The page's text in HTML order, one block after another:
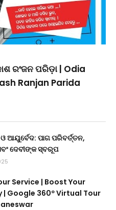
ରଂଜନ ପରିଡ଼ା | Odia
Ranjan Parida
ଆୟୁର୍ବେଦ: ପାଗ ପରିବର୍ତ୍ତନ,
ଦେବୀଙ୍କ ସ୍ବରୂପ
Service | Boost Your
| Google 360º Virtual Tour